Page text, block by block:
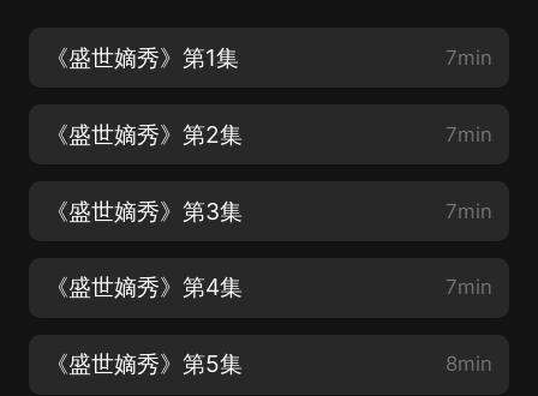
《盛世嫡秀》第1集 7min
《盛世嫡秀》第2集 7min
《盛世嫡秀》第3集 7min
《盛世嫡秀》第4集 7min
《盛世嫡秀》第5集 8min